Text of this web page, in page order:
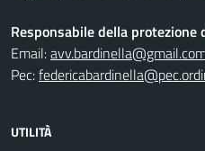
Responsabile della protezione
Email:
Pec:
UTILITÀ